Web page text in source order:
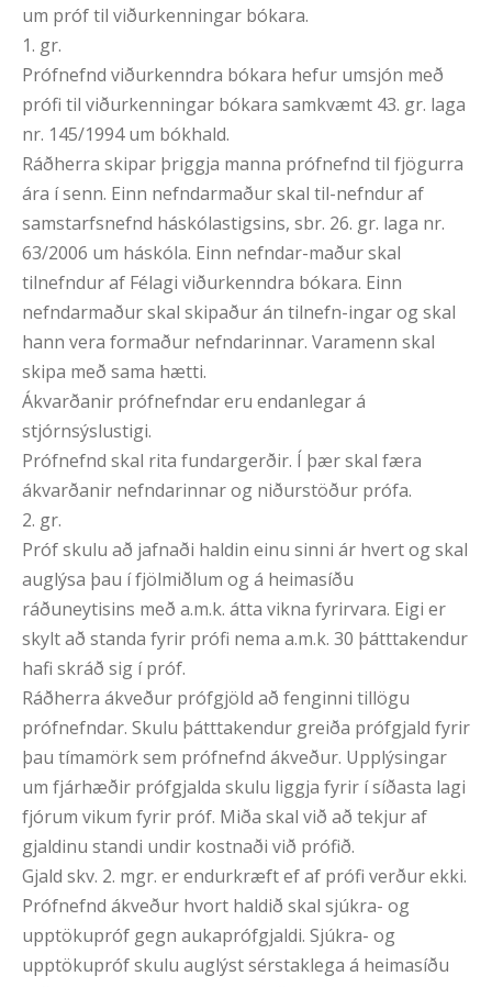
um próf til viðurkenningar bókara.
1. gr.
Prófnefnd viðurkenndra bókara hefur umsjón með
prófi til viðurkenningar bókara samkvæmt 43. gr. laga
nr. 145/1994 um bókhald.
Ráðherra skipar þriggja manna prófnefnd til fjögurra
ára í senn. Einn nefndarmaður skal til-nefndur af
samstarfsnefnd háskólastigsins, sbr. 26. gr. laga nr.
63/2006 um háskóla. Einn nefndar-maður skal
tilnefndur af Félagi viðurkenndra bókara. Einn
nefndarmaður skal skipaður án tilnefn-ingar og skal
hann vera formaður nefndarinnar. Varamenn skal
skipa með sama hætti.
Ákvarðanir prófnefndar eru endanlegar á
stjórnsýslustigi.
Prófnefnd skal rita fundargerðir. Í þær skal færa
ákvarðanir nefndarinnar og niðurstöður prófa.
2. gr.
Próf skulu að jafnaði haldin einu sinni ár hvert og skal
auglýsa þau í fjölmiðlum og á heimasíðu
ráðuneytisins með a.m.k. átta vikna fyrirvara. Eigi er
skylt að standa fyrir prófi nema a.m.k. 30 þátttakendur
hafi skráð sig í próf.
Ráðherra ákveður prófgjöld að fenginni tillögu
prófnefndar. Skulu þátttakendur greiða prófgjald fyrir
þau tímamörk sem prófnefnd ákveður. Upplýsingar
um fjárhæðir prófgjalda skulu liggja fyrir í síðasta lagi
fjórum vikum fyrir próf. Miða skal við að tekjur af
gjaldinu standi undir kostnaði við prófið.
Gjald skv. 2. mgr. er endurkræft ef af prófi verður ekki.
Prófnefnd ákveður hvort haldið skal sjúkra- og
upptökupróf gegn aukaprófgjaldi. Sjúkra- og
upptökupróf skulu auglýst sérstaklega á heimasíðu